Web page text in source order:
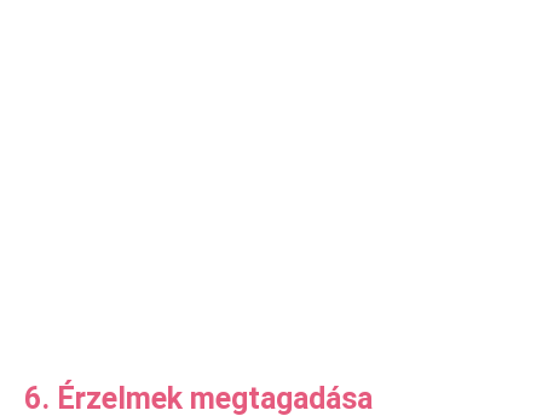
6. Érzelmek megtagadása